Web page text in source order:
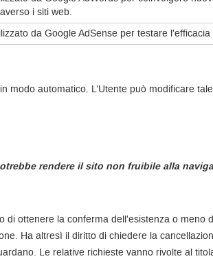
i siti web.
da Google AdSense per testare
automatico. L’Utente può modificare
rendere il sito non fruibile alla
ottenere la conferma dell'esistenza o
Ha altresì il diritto di chiedere la
Le relative richieste vanno rivolte al